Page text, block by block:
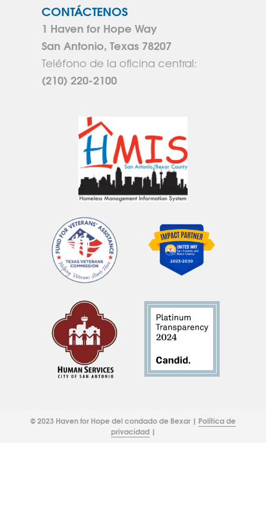
CONTÁCTENOS
1 Haven for Hope Way
San Antonio, Texas 78207
Teléfono de la oficina central:
(210) 220-2100
© 2023 Haven for Hope del condado de Bexar | Política de
privacidad|